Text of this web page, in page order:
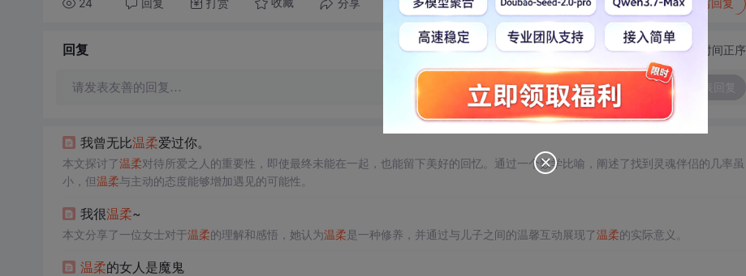
收藏 分享 写回复
回复 切换为时间正序
请发表友善的回复…
我曾无比温柔爱过你。
本文探讨了温柔对待所爱之人的重要性，即使最终未能在一起，也能留下美好的回忆。通过一个数学比喻，阐述了找到灵魂伴侣的几率虽
小，但温柔与主动的态度能够增加遇见的可能性。
我很温柔~
本文分享了一位女士对于温柔的理解和感悟，她认为温柔是一种修养，并通过与儿子之间的温馨互动展现了温柔的实际意义。
温柔的女人是魔鬼